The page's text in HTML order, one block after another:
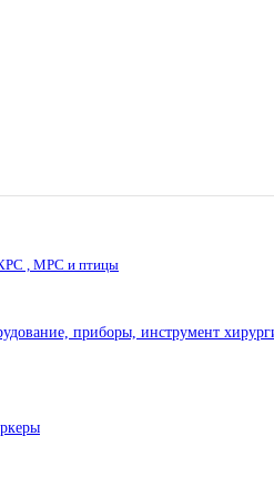
, МРС и птицы
приборы, инструмент